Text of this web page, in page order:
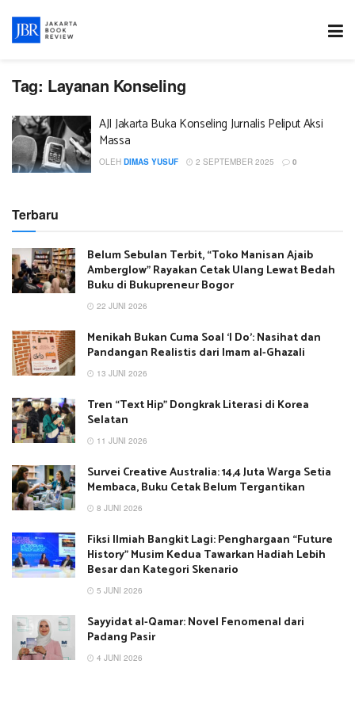
Tag: Layanan Konseling
AJI Jakarta Buka Konseling Jurnalis Peliput Aksi
Massa
OLEH DIMAS YUSUF 2 SEPTEMBER 2025 0
Terbaru
Belum Sebulan Terbit, “Toko Manisan Ajaib
Amberglow” Rayakan Cetak Ulang Lewat Bedah
Buku di Bukupreneur Bogor
22 JUNI 2026
Menikah Bukan Cuma Soal ‘I Do’: Nasihat dan
Pandangan Realistis dari Imam al-Ghazali
13 JUNI 2026
Tren “Text Hip” Dongkrak Literasi di Korea
Selatan
11 JUNI 2026
Survei Creative Australia: 14,4 Juta Warga Setia
Membaca, Buku Cetak Belum Tergantikan
8 JUNI 2026
Fiksi Ilmiah Bangkit Lagi: Penghargaan “Future
History” Musim Kedua Tawarkan Hadiah Lebih
Besar dan Kategori Skenario
5 JUNI 2026
Sayyidat al-Qamar: Novel Fenomenal dari
Padang Pasir
4 JUNI 2026